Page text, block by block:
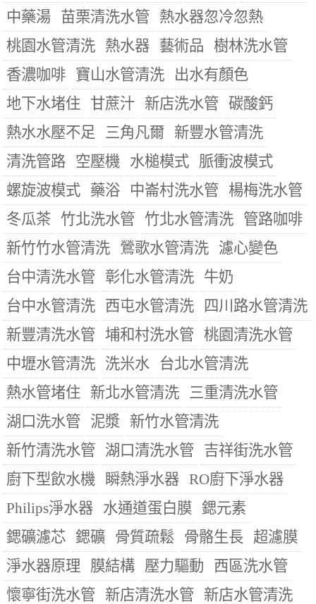
中藥湯
苗栗清洗水管
熱水器忽冷忽熱
桃園水管清洗
熱水器 藝術品
樹林洗水管
香濃咖啡
寶山水管清洗
出水有顏色
地下水堵住
甘蔗汁 新店洗水管
碳酸鈣
熱水水壓不足
三角凡爾
新豐水管清洗
清洗管路
空壓機 水槌模式
脈衝波模式
螺旋波模式
藥浴 中崙村洗水管
楊梅洗水管
冬瓜茶
竹北洗水管 竹北水管清洗
管路咖啡
新竹竹水管清洗
鶯歌水管清洗
濾心變色
台中清洗水管
彰化水管清洗
牛奶
台中水管清洗
西屯水管清洗
四川路水管清洗
新豐清洗水管
埔和村洗水管
桃園清洗水管
中壢水管清洗
洗米水
台北水管清洗
熱水管堵住
新北水管清洗
三重清洗水管
湖口洗水管
泥漿
新竹水管清洗
新竹清洗水管
湖口清洗水管
吉祥街洗水管
廚下型飲水機
瞬熱淨水器 RO廚下淨水器
Philips淨水器
水通道蛋白膜 鍶元素
鍶礦濾芯 鍶礦 骨質疏鬆 骨骼生長
超濾膜
淨水器原理
膜結構 壓力驅動
西區洗水管
懷寧街洗水管
新店清洗水管 新店水管清洗